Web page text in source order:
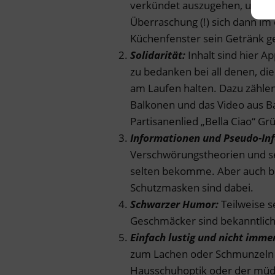
verkündet auszugehen, um
Überraschung (!) sich dann
Küchenfenster sein Getränk
Solidarität: Inhalt sind hier
zu bedanken bei all denen,
am Laufen halten. Dazu
Balkonen und das Video aus
Partisanenlied „Bella Ciao“
Informationen und Pseudo-
Verschwörungstheorien und
selten bekomme. Aber auch
Schutzmasken sind dabei.
Schwarzer Humor:Teilweise
Geschmäcker sind
Einfach lustig und nicht
zum Lachen oder
Hausschuhoptik oder der